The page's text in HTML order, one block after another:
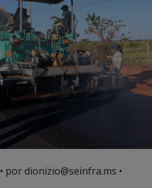
• por dionizio@seinfra.ms •